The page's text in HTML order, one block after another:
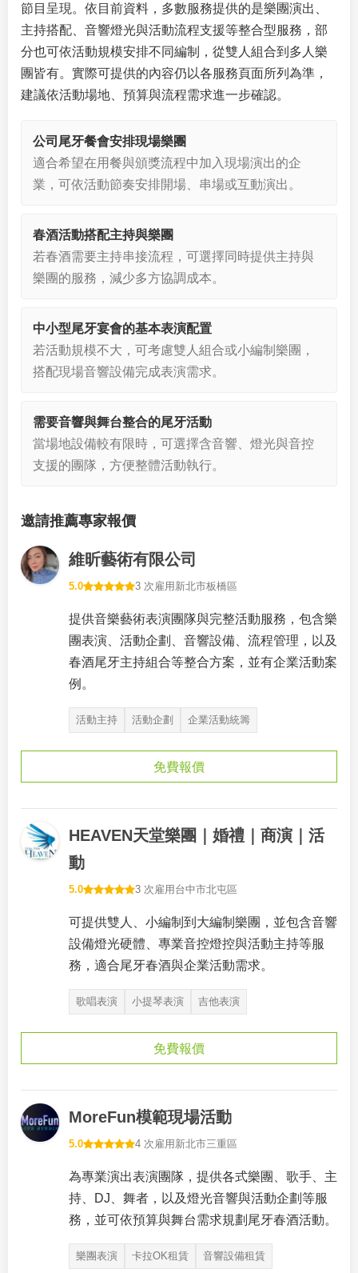
節目呈現。依目前資料，多數服務提供的是樂團演出、
主持搭配、音響燈光與活動流程支援等整合型服務，部
分也可依活動規模安排不同編制，從雙人組合到多人樂
團皆有。實際可提供的內容仍以各服務頁面所列為準，
建議依活動場地、預算與流程需求進一步確認。
公司尾牙餐會安排現場樂團
適合希望在用餐與頒獎流程中加入現場演出的企
業，可依活動節奏安排開場、串場或互動演出。
春酒活動搭配主持與樂團
若春酒需要主持串接流程，可選擇同時提供主持與
樂團的服務，減少多方協調成本。
中小型尾牙宴會的基本表演配置
若活動規模不大，可考慮雙人組合或小編制樂團，
搭配現場音響設備完成表演需求。
需要音響與舞台整合的尾牙活動
當場地設備較有限時，可選擇含音響、燈光與音控
支援的團隊，方便整體活動執行。
邀請推薦專家報價
維昕藝術有限公司
5.0 3 次雇用 新北市板橋區
提供音樂藝術表演團隊與完整活動服務，包含樂
團表演、活動企劃、音響設備、流程管理，以及
春酒尾牙主持組合等整合方案，並有企業活動案
例。
活動主持 活動企劃 企業活動統籌
免費報價
HEAVEN天堂樂團｜婚禮｜商演｜活
動
5.0 3 次雇用 台中市北屯區
可提供雙人、小編制到大編制樂團，並包含音響
設備燈光硬體、專業音控燈控與活動主持等服
務，適合尾牙春酒與企業活動需求。
歌唱表演 小提琴表演 吉他表演
免費報價
MoreFun模範現場活動
5.0 4 次雇用 新北市三重區
為專業演出表演團隊，提供各式樂團、歌手、主
持、DJ、舞者，以及燈光音響與活動企劃等服
務，並可依預算與舞台需求規劃尾牙春酒活動。
樂團表演 卡拉OK租賃 音響設備租賃